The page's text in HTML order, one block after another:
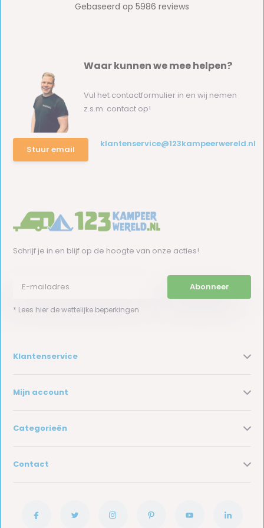
Waar kunnen we mee helpen?
Vul het contactformulier in en wij nemen
z.s.m. contact op!
Stuur email
klantenservice@123kampeerwereld.nl
Schrijf je in en blijf op de hoogte van onze acties!
Abonneer
* Lees hier de wettelijke beperkingen
Klantenservice
Mijn account
Categorieën
Contact